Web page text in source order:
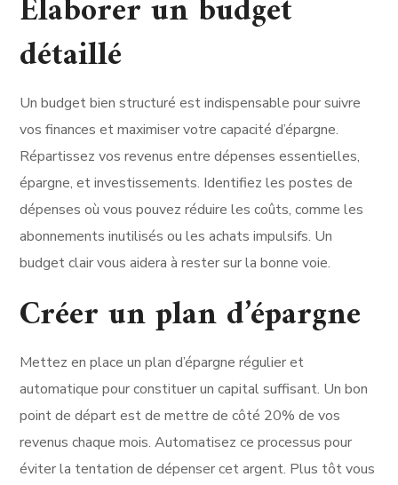
Élaborer un budget
détaillé
Un budget bien structuré est indispensable pour suivre
vos finances et maximiser votre capacité d’épargne.
Répartissez vos revenus entre dépenses essentielles,
épargne, et investissements. Identifiez les postes de
dépenses où vous pouvez réduire les coûts, comme les
abonnements inutilisés ou les achats impulsifs. Un
budget clair vous aidera à rester sur la bonne voie.
Créer un plan d’épargne
Mettez en place un plan d’épargne régulier et
automatique pour constituer un capital suffisant. Un bon
point de départ est de mettre de côté 20% de vos
revenus chaque mois. Automatisez ce processus pour
éviter la tentation de dépenser cet argent. Plus tôt vous